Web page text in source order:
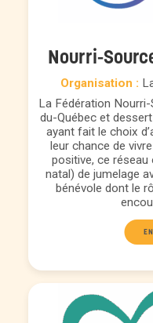
Nourri-
Organisation :
La Fédération
du-Québec et
ayant fait le choix
leur chance de
positive, ce
natal) de jumelage
bénévole dont le